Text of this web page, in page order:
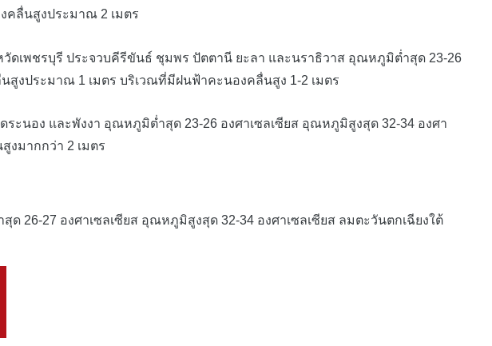
คลื่นสูงประมาณ 2 เมตร
พชรบุรี ประจวบคีรีขันธ์ ชุมพร ปัตตานี ยะลา และนราธิวาส อุณหภูมิต่ำสุด 23-26
สูงประมาณ 1 เมตร บริเวณที่มีฝนฟ้าคะนองคลื่นสูง 1-2 เมตร
อง และพังงา อุณหภูมิต่ำสุด 23-26 องศาเซลเซียส อุณหภูมิสูงสุด 32-34 องศา
งมากกว่า 2 เมตร
27 องศาเซลเซียส อุณหภูมิสูงสุด 32-34 องศาเซลเซียส ลมตะวันตกเฉียงใต้